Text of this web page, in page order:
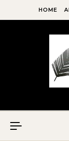
HOME